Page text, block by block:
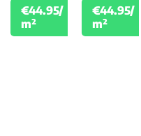
€44.95/
m²
€49.95
€44.95/
m²